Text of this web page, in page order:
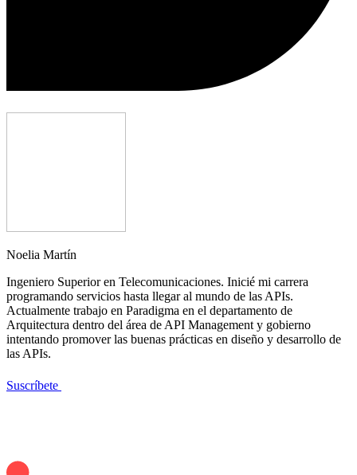
Noelia Martín
Ingeniero Superior en Telecomunicaciones. Inicié mi carrera
programando servicios hasta llegar al mundo de las APIs.
Actualmente trabajo en Paradigma en el departamento de
Arquitectura dentro del área de API Management y gobierno
intentando promover las buenas prácticas en diseño y desarrollo de
las APIs.
Suscríbete